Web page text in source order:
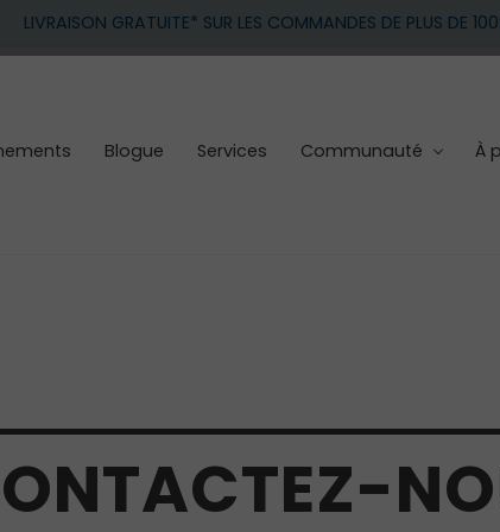
LIVRAISON GRATUITE* SUR LES COMMANDES DE PLUS DE
Blogue Services Communauté À